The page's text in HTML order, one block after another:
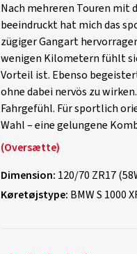
Nach mehreren Touren mit
beeindruckt hat mich das
zügiger Gangart
wenigen Kilometern fühlt
Vorteil ist. Ebenso
ohne dabei nervös zu
Fahrgefühl. Für sportlich
Wahl – eine gelungene
(Oversætte)
Dimension: 120/70 ZR17
Køretøjstype: BMW S 1000